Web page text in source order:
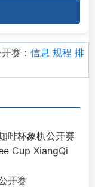
赛： 信息 规程 排
啡杯象棋公开赛
Cup XiangQi
开赛